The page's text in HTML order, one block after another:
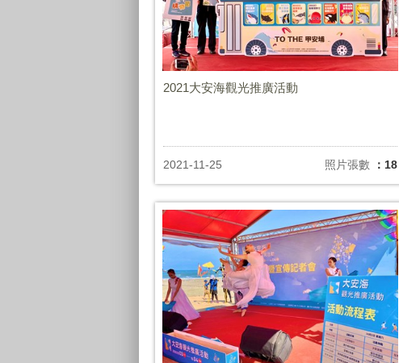
2021大安海觀光推廣活動
2021-11-25 照片張數 ：18